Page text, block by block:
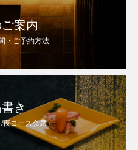
案内
・ご予約方法
き
夜コース会席